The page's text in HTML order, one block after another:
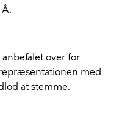
Å.
over for
med
at stemme.